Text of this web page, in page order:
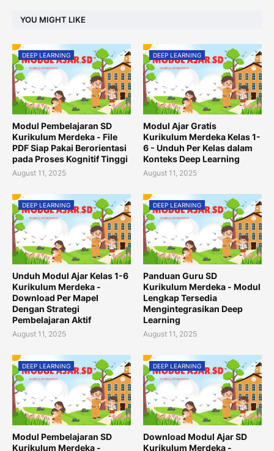
YOU MIGHT LIKE
DEEP LEARNING
Modul Pembelajaran SD
Kurikulum Merdeka - File
PDF Siap Pakai Berorientasi
pada Proses Kognitif Tinggi
August 11, 2025
DEEP LEARNING
Modul Ajar Gratis
Kurikulum Merdeka Kelas 1-
6 - Unduh Per Kelas dalam
Konteks Deep Learning
August 11, 2025
DEEP LEARNING
Unduh Modul Ajar Kelas 1-6
Kurikulum Merdeka -
Download Per Mapel
Dengan Strategi
Pembelajaran Aktif
August 11, 2025
DEEP LEARNING
Panduan Guru SD
Kurikulum Merdeka - Modul
Lengkap Tersedia
Mengintegrasikan Deep
Learning
August 11, 2025
DEEP LEARNING
Modul Pembelajaran SD
Kurikulum Merdeka -
DEEP LEARNING
Download Modul Ajar SD
Kurikulum Merdeka -